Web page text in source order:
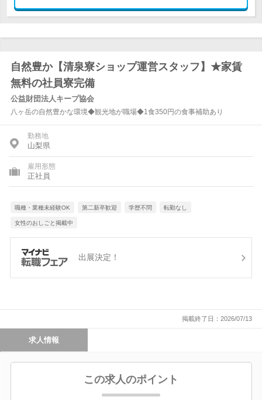
自然豊か【清泉寮ショップ運営スタッフ】★家賃
無料の社員寮完備
公益財団法人キープ協会
八ヶ岳の自然豊かな環境◆観光地が職場◆1食350円の食事補助あり
勤務地
山梨県
雇用形態
正社員
職種・業種未経験OK 第二新卒歓迎 学歴不問 転勤なし
女性のおしごと掲載中
出展決定！
掲載終了日：2026/07/13
求人情報
この求人のポイント